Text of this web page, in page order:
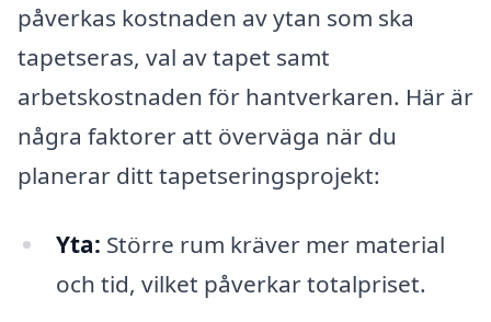
påverkas kostnaden av ytan som ska
tapetseras, val av tapet samt
arbetskostnaden för hantverkaren. Här är
några faktorer att överväga när du
planerar ditt tapetseringsprojekt:
Yta: Större rum kräver mer material
och tid, vilket påverkar totalpriset.